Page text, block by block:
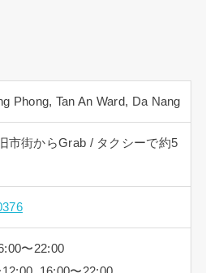
Phong, Tan An Ward, Da Nang
市街からGrab / タクシーで約5
〜22:00